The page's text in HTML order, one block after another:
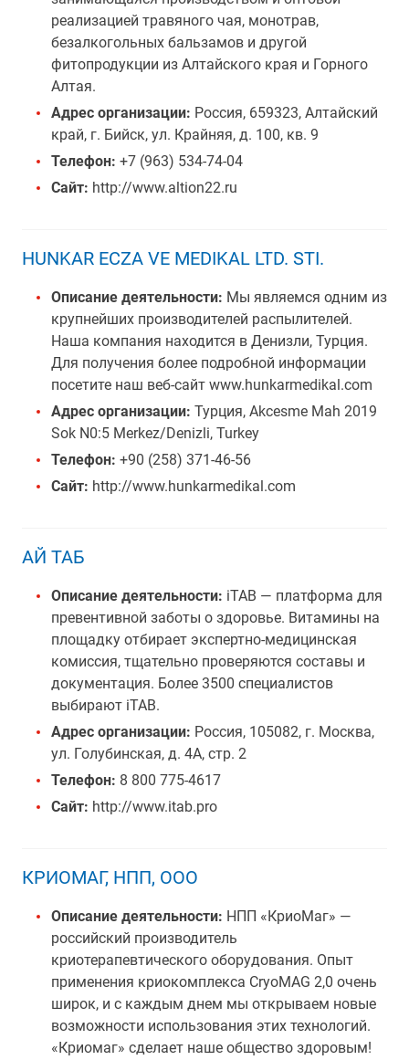
реализацией травяного чая, монотрав,
безалкогольных бальзамов и другой
фитопродукции из Алтайского края и Горного
Алтая.
Адрес организации: Россия, 659323, Алтайский
край, г. Бийск, ул. Крайняя, д. 100, кв. 9
Телефон: +7 (963) 534-74-04
Сайт: http://www.altion22.ru
HUNKAR ECZA VE MEDIKAL LTD. STI.
Описание деятельности: Мы являемся одним из
крупнейших производителей распылителей.
Наша компания находится в Денизли, Турция.
Для получения более подробной информации
посетите наш веб-сайт www.hunkarmedikal.com
Адрес организации: Турция, Akcesme Mah 2019
Sok N0:5 Merkez/Denizli, Turkey
Телефон: +90 (258) 371-46-56
Сайт: http://www.hunkarmedikal.com
АЙ ТАБ
Описание деятельности: iTAB — платформа для
превентивной заботы о здоровье. Витамины на
площадку отбирает экспертно-медицинская
комиссия, тщательно проверяются составы и
документация. Более 3500 специалистов
выбирают iTAB.
Адрес организации: Россия, 105082, г. Москва,
ул. Голубинская, д. 4А, стр. 2
Телефон: 8 800 775-4617
Сайт: http://www.itab.pro
КРИОМАГ, НПП, ООО
Описание деятельности: НПП «КриоМаг» —
российский производитель
криотерапевтического оборудования. Опыт
применения криокомплекса CryoMAG 2,0 очень
широк, и с каждым днем мы открываем новые
возможности использования этих технологий.
«Криомаг» сделает наше общество здоровым!